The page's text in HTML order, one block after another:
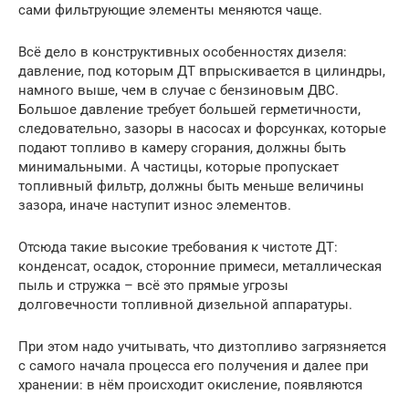
сами фильтрующие элементы меняются чаще.
Всё дело в конструктивных особенностях дизеля:
давление, под которым ДТ впрыскивается в цилиндры,
намного выше, чем в случае с бензиновым ДВС.
Большое давление требует большей герметичности,
следовательно, зазоры в насосах и форсунках, которые
подают топливо в камеру сгорания, должны быть
минимальными. А частицы, которые пропускает
топливный фильтр, должны быть меньше величины
зазора, иначе наступит износ элементов.
Отсюда такие высокие требования к чистоте ДТ:
конденсат, осадок, сторонние примеси, металлическая
пыль и стружка – всё это прямые угрозы
долговечности топливной дизельной аппаратуры.
При этом надо учитывать, что дизтопливо загрязняется
с самого начала процесса его получения и далее при
хранении: в нём происходит окисление, появляются